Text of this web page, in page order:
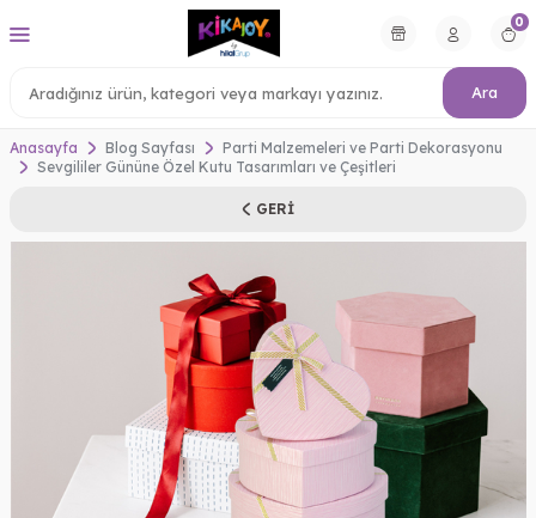
Ara
0
Anasayfa Blog Sayfası
Parti Malzemeleri ve Parti Dekorasyonu
Sevgililer Gününe Özel Kutu Tasarımları ve Çeşitleri
GERI